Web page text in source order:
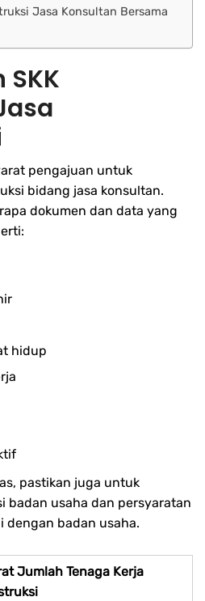
Jasa Konsultan Bersama
pengajuan untuk
bidang jasa konsultan.
dokumen dan data yang
hidup
pastikan juga untuk
badan usaha dan persyaratan
dengan badan usaha.
Jumlah Tenaga Kerja